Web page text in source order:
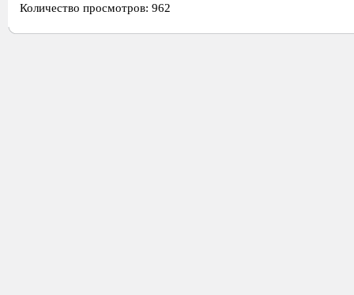
Количество просмотров: 962